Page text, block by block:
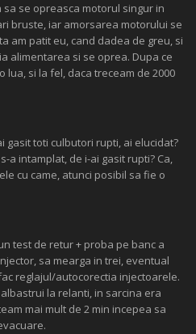
se opreasca motorul singur in
bruste, iar amorsarea motorului se
am patit eu, cand dadea de greu, si
alimentarea si se oprea. Dupa ce
lua, si la fel, daca treceam de 2000
gasit toti culbutori rupti, ai elucidat?
a intamplat, de i-ai gasit rupti? Ca,
cu came, atunci posibil sa fie o
test de retur + proba pe banc a
sa mearga in trei, eventual
reglajul/autocorectia injectoarele.
la relanti, in sarcina era
mai mult de 2 min incepea sa